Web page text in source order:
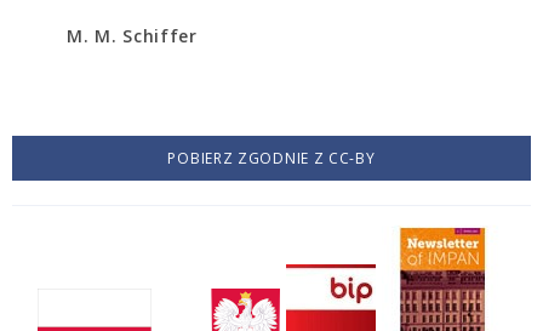
M. M. Schiffer
POBIERZ ZGODNIE Z CC-BY